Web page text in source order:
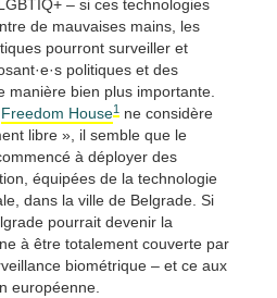
– si ces technologies
de mauvaises mains, les
pourront surveiller et
politiques et des
manière bien plus importante.
Freedom House1 ne considère
libre », il semble que le
à déployer des
équipées de la technologie
dans la ville de Belgrade. Si
pourrait devenir la
à être totalement couverte par
biométrique – et ce aux
européenne.